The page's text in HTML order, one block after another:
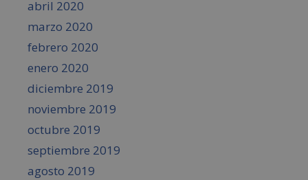
abril 2020
marzo 2020
febrero 2020
enero 2020
diciembre 2019
noviembre 2019
octubre 2019
septiembre 2019
agosto 2019